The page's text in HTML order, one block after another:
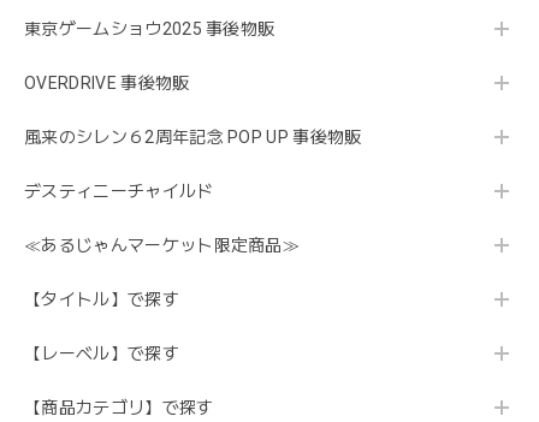
東京ゲームショウ2025 事後物販
OVERDRIVE 事後物販
風来のシレン６2周年記念 POP UP 事後物販
デスティニーチャイルド
≪あるじゃんマーケット限定商品≫
【タイトル】で探す
【レーベル】で探す
【商品カテゴリ】で探す